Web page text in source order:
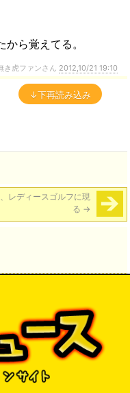
ら覚えてる。
虎ファンさん 2012,10/21 19:10
↓下再読み込み
レディースゴルフに現
る →